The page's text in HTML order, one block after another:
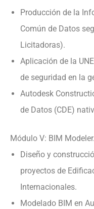
Producción de la
Común de Datos
Licitadoras).
Aplicación de la
de seguridad en la
Autodesk
de Datos (CDE)
Módulo V: BIM
Diseño y
proyectos de
Internacionales.
Modelado BIM en